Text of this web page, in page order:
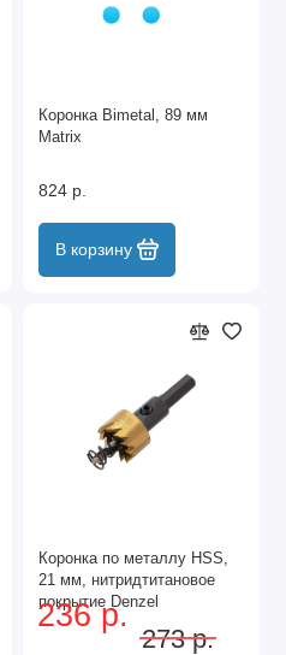
Коронка Bimetal, 89 мм
Matrix
824 р.
В корзину
Коронка по металлу HSS,
21 мм, нитридтитановое
покрытие Denzel
236 р.
273 р.